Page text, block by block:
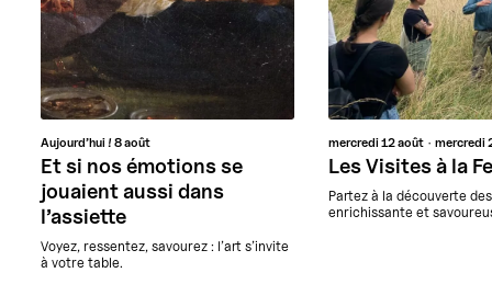
Aujourd’hui !8 août
Et si nos émotions se
jouaient aussi dans
l’assiette
Voyez, ressentez, savourez : l’art s’invite
à votre table.
mercredi12 août mercredi
Les Visites à la
Partez à la découverte
enrichissante et